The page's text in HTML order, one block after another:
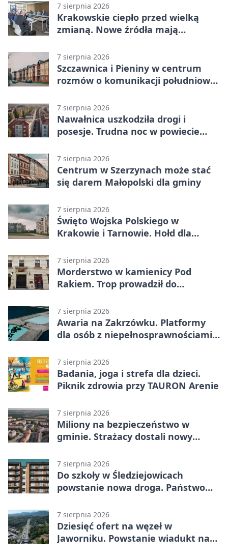
7 sierpnia 2026
Krakowskie ciepło przed wielką
zmianą. Nowe źródła mają
7 sierpnia 2026
Szczawnica i Pieniny w centrum
rozmów o komunikacji południowej
7 sierpnia 2026
Nawałnica uszkodziła drogi i
posesje. Trudna noc w powiecie
7 sierpnia 2026
Centrum w Szerzynach może stać
się darem Małopolski dla gminy
7 sierpnia 2026
Święto Wojska Polskiego w
Krakowie i Tarnowie. Hołd dla
7 sierpnia 2026
Morderstwo w kamienicy Pod
Rakiem. Trop prowadził do
7 sierpnia 2026
Awaria na Zakrzówku. Platformy
dla osób z niepełnosprawnościami
7 sierpnia 2026
Badania, joga i strefa dla dzieci.
Piknik zdrowia przy TAURON Arenie
7 sierpnia 2026
Miliony na bezpieczeństwo w
gminie. Strażacy dostali nowy
7 sierpnia 2026
Do szkoły w Śledziejowicach
powstanie nowa droga. Państwo
7 sierpnia 2026
Dziesięć ofert na węzeł w
Jaworniku. Powstanie wiadukt nad